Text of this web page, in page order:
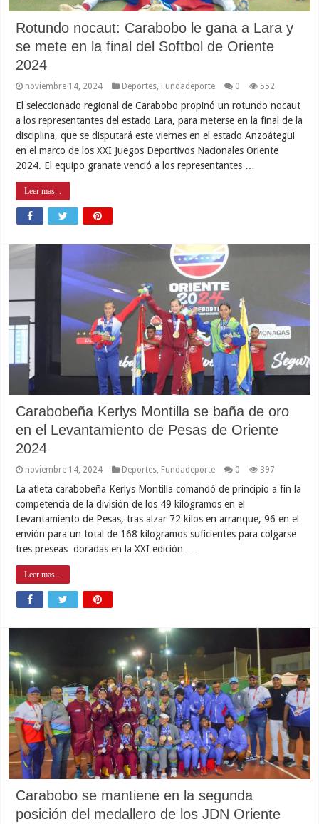
Rotundo nocaut: Carabobo le gana a Lara y
se mete en la final del Softbol de Oriente
2024
noviembre 14, 2024 Deportes Fundadeporte 0 552
El seleccionado regional de Carabobo propinó un rotundo nocaut
a los representantes del estado Lara, para meterse en la final de la
disciplina, que se disputará este viernes en el estado Anzoátegui
en el marco de los XXI Juegos Deportivos Nacionales Oriente
2024. El equipo granate venció a los representantes …
Leer mas...
Carabobeña Kerlys Montilla se baña de oro
en el Levantamiento de Pesas de Oriente
2024
noviembre 14, 2024 Deportes, Fundadeporte 0 397
La atleta carabobeña Kerlys Montilla comandó de principio a fin la
competencia de la división de los 49 kilogramos en el
Levantamiento de Pesas, tras alzar 72 kilos en arranque, 96 en el
envión para un total de 168 kilogramos suficientes para colgarse
tres preseas doradas en la XXI edición …
Leer mas...
Carabobo se mantiene en la segunda
posición del medallero de los JDN Oriente